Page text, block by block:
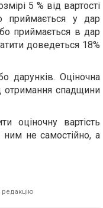
5 % від вартості
приймається у дар
приймається в дар
доведеться 18%
дарунків. Оціночна
отримання спадщини
оціночну вартість
ним не самостійно, а
редакцію